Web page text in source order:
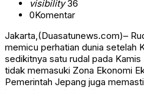
visibility36
0Komentar
Jakarta,(Duasatunews.com)–
memicu perhatian dunia setelah
sedikitnya satu rudal pada
tidak memasuki Zona Ekonomi
Pemerintah Jepang juga